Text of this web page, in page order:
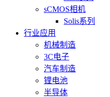
sCMOS相机
Solis系列
行业应用
机械制造
3C电子
汽车制造
锂电池
半导体